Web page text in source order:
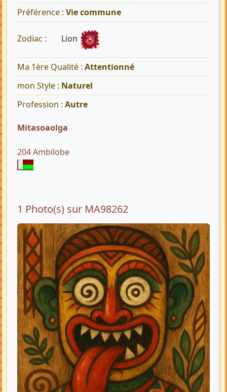
Préférence : Vie commune
Zodiac : Lion
Ma 1ère Qualité : Attentionné
mon Style : Naturel
Profession : Autre
Mitasoaolga
204 Ambilobe
1 Photo(s) sur MA98262